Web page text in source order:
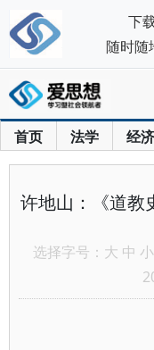
首页 法学 经
许地山：《道
选择字号： 大 中 小
下
随时随